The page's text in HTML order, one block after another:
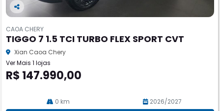
Co
pa
rtil
he
CAOA CHERY
TIGGO 7 1.5 TCI TURBO FLEX SPORT CVT
Xian Caoa Chery
Ver Mais 1 lojas
R$ 147.990,00
0 km 2026/2027